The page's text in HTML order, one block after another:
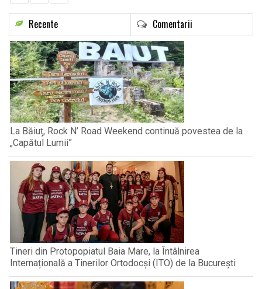
Recente Comentarii
La Băiuț, Rock N’ Road Weekend continuă povestea de la
„Capătul Lumii”
Tineri din Protopopiatul Baia Mare, la Întâlnirea
Internațională a Tinerilor Ortodocși (ITO) de la București